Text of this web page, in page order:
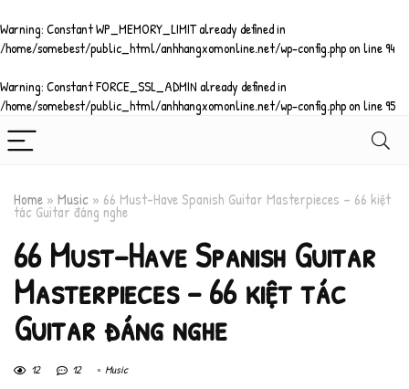
Warning: Constant WP_MEMORY_LIMIT already defined in
/home/somebest/public_html/anhhangxomonline.net/wp-config.phpon line94
Warning: Constant FORCE_SSL_ADMIN already defined in
/home/somebest/public_html/anhhangxomonline.net/wp-config.phpon line95
Home » Music » 66 Must-Have Spanish Guitar Masterpieces – 66 kiệt
tác Guitar đáng nghe
66 Must-Have Spanish Guitar
Masterpieces – 66 kiệt tác
Guitar đáng nghe
12 12 Music